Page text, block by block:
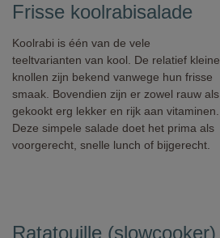
Frisse koolrabisalade
Koolrabi is één van de vele
teeltvarianten van kool. De relatief kleine
knollen zijn bekend vanwege hun frisse
smaak. Bovendien zijn er zowel rauw als
gekookt erg lekker en rijk aan vitaminen.
Deze simpele salade doet het prima als
voorgerecht, snelle lunch of bijgerecht.
Ratatouille (slowcooker)